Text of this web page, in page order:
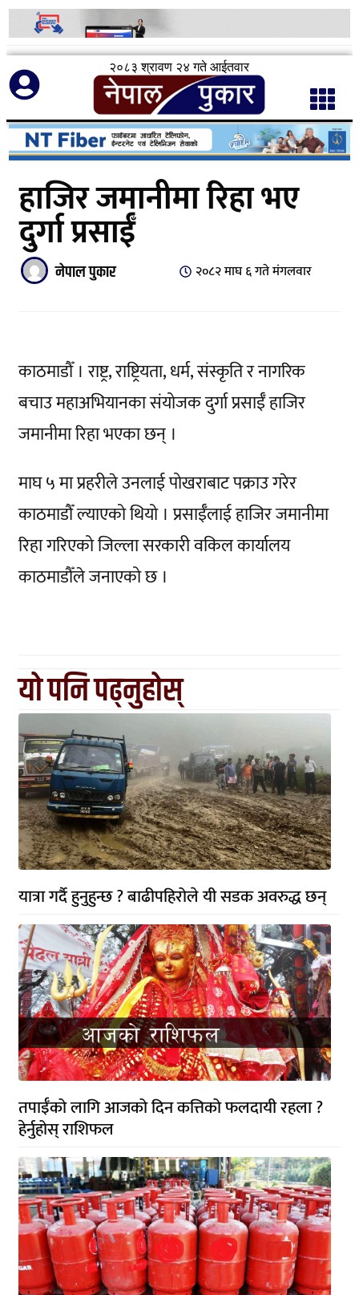
२०८३ श्रावण २४ गते आईतवार
हाजिर जमानीमा रिहा भए
दुर्गा प्रसाईँ
नेपाल पुकार २०८२ माघ ६ गते मंगलवार
काठमाडौँ । राष्ट्र, राष्ट्रियता, धर्म, संस्कृति र नागरिक
बचाउ महाअभियानका संयोजक दुर्गा प्रसाईँ हाजिर
जमानीमा रिहा भएका छन् ।
माघ ५ मा प्रहरीले उनलाई पोखराबाट पक्राउ गरेर
काठमाडौँ ल्याएको थियो । प्रसाईँलाई हाजिर जमानीमा
रिहा गरिएको जिल्ला सरकारी वकिल कार्यालय
काठमाडौँले जनाएको छ ।
यो पनि पढ्नुहोस्
यात्रा गर्दै हुनुहुन्छ ? बाढीपहिरोले यी सडक अवरुद्ध छन्
तपाईँको लागि आजको दिन कत्तिको फलदायी रहला ?
हेर्नुहोस् राशिफल